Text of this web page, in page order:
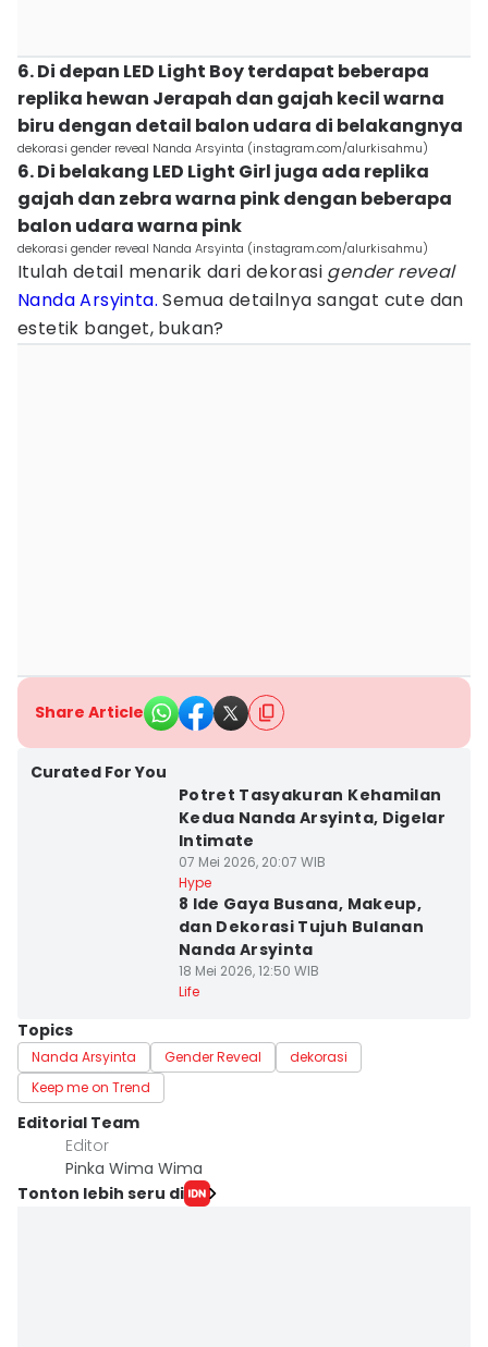
6. Di depan LED Light Boy terdapat beberapa
replika hewan Jerapah dan gajah kecil warna
biru dengan detail balon udara di belakangnya
dekorasi gender reveal Nanda Arsyinta (instagram.com/alurkisahmu)
6. Di belakang LED Light Girl juga ada replika
gajah dan zebra warna pink dengan beberapa
balon udara warna pink
dekorasi gender reveal Nanda Arsyinta (instagram.com/alurkisahmu)
Itulah detail menarik dari dekorasi gender reveal
Nanda Arsyinta. Semua detailnya sangat cute dan
estetik banget, bukan?
Share Article
Curated For You
Potret Tasyakuran Kehamilan
Kedua Nanda Arsyinta, Digelar
Intimate
07 Mei 2026, 20:07 WIB
Hype
8 Ide Gaya Busana, Makeup,
dan Dekorasi Tujuh Bulanan
Nanda Arsyinta
18 Mei 2026, 12:50 WIB
Life
Topics
Nanda Arsyinta Gender Reveal
dekorasi
Keep me on Trend
Editorial Team
Editor
Pinka Wima Wima
Tonton lebih seru di